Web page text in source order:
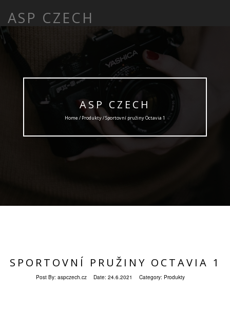
ASP CZECH
ASP CZECH
Home / Produkty/ Sportovní pružiny Octavia 1
SPORTOVNÍ PRUŽINY OCTAVIA 1
Post By: aspczech.cz Date: 24.6.2021 Category: Produkty